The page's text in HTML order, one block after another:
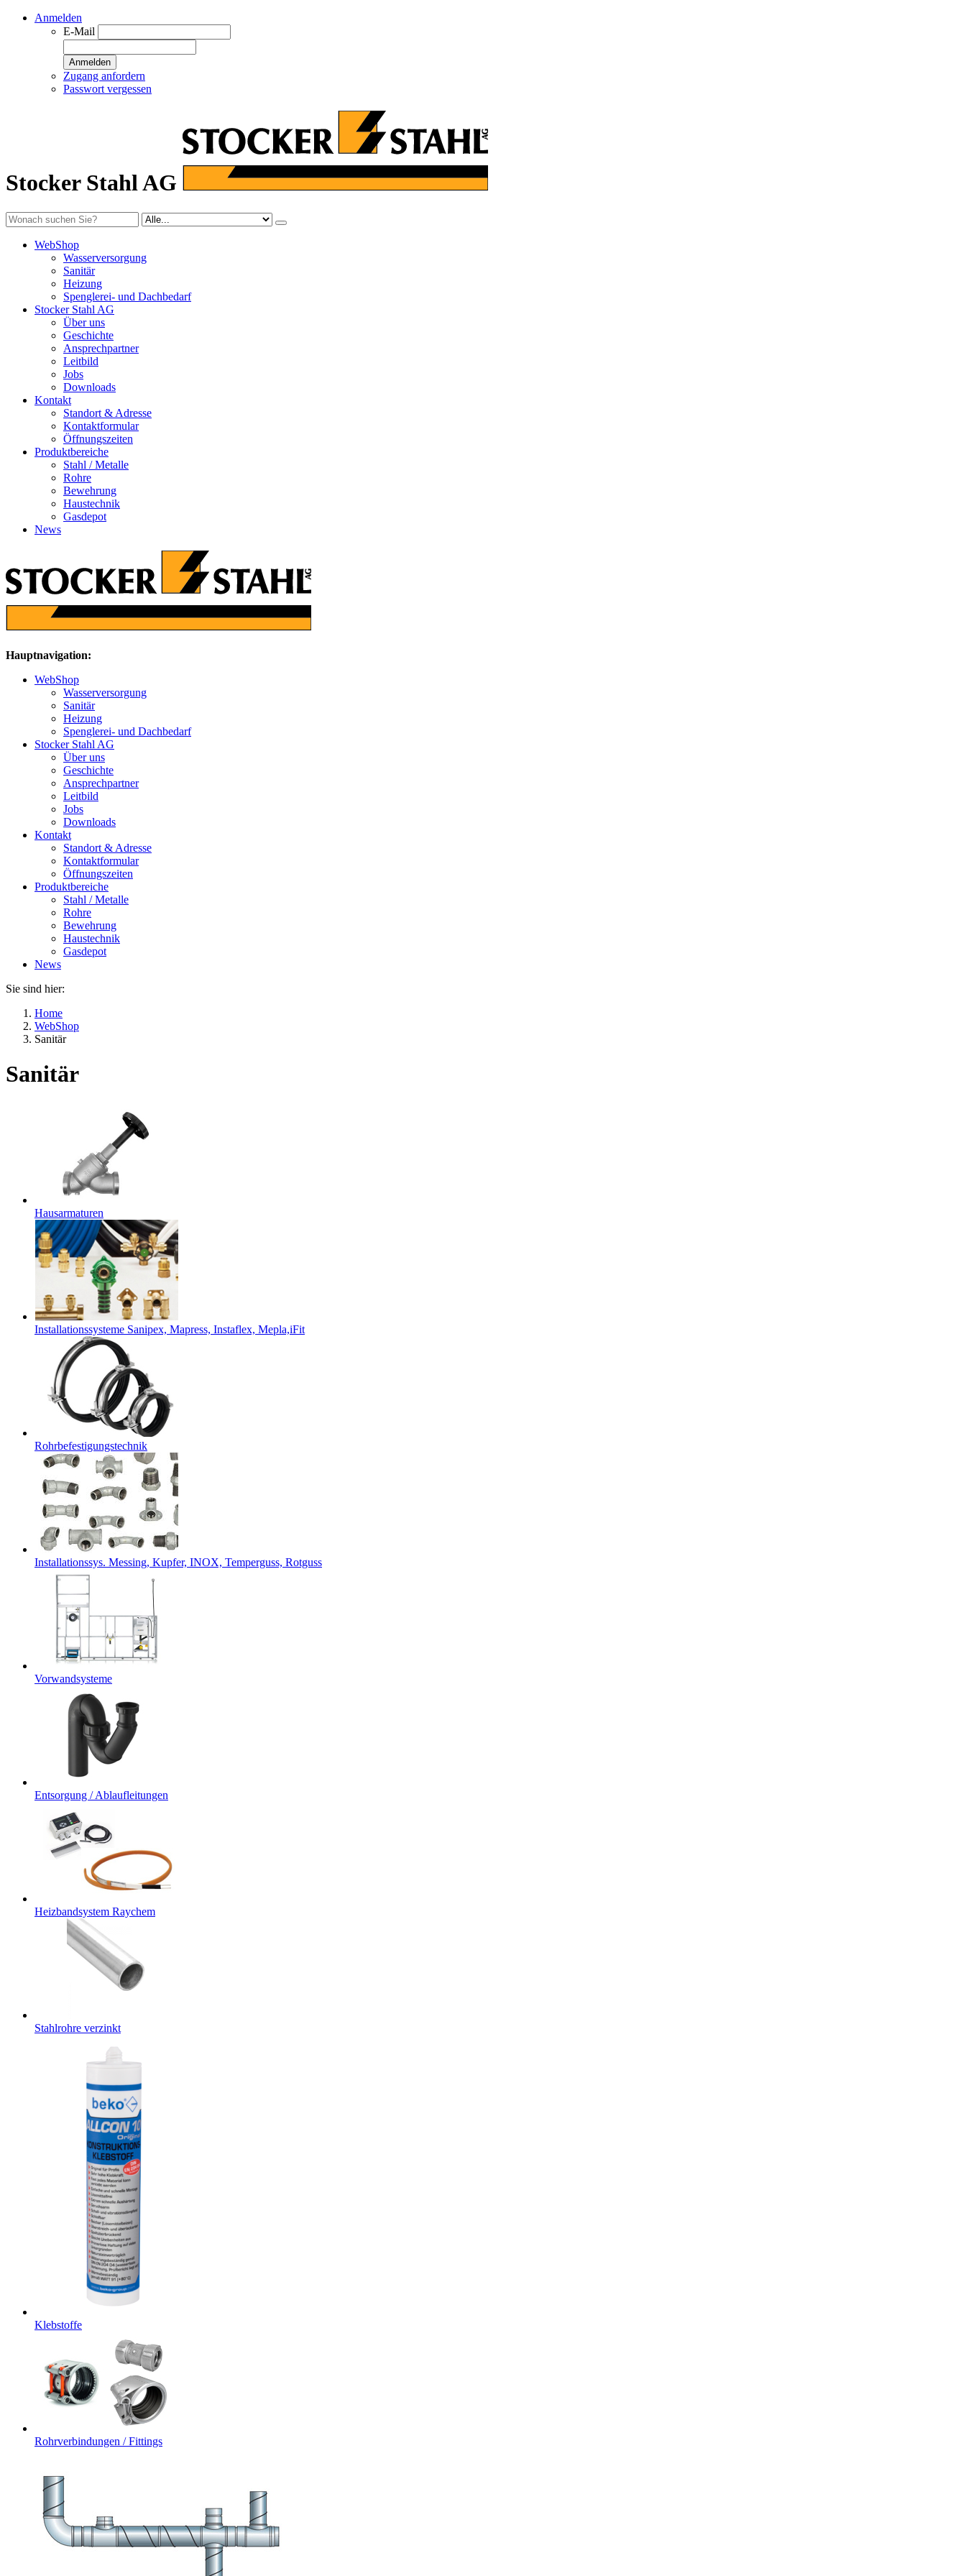
Anmelden
E-Mail
Anmelden
Zugang anfordern
Passwort vergessen
Stocker Stahl AG
WebShop
Wasserversorgung
Sanitär
Heizung
Spenglerei- und Dachbedarf
Stocker Stahl AG
Über uns
Geschichte
Ansprechpartner
Leitbild
Jobs
Downloads
Kontakt
Standort & Adresse
Kontaktformular
Öffnungszeiten
Produktbereiche
Stahl / Metalle
Rohre
Bewehrung
Haustechnik
Gasdepot
News
Hauptnavigation:
WebShop
Wasserversorgung
Sanitär
Heizung
Spenglerei- und Dachbedarf
Stocker Stahl AG
Über uns
Geschichte
Ansprechpartner
Leitbild
Jobs
Downloads
Kontakt
Standort & Adresse
Kontaktformular
Öffnungszeiten
Produktbereiche
Stahl / Metalle
Rohre
Bewehrung
Haustechnik
Gasdepot
News
Sie sind hier:
Home
WebShop
Sanitär
Sanitär
Hausarmaturen
Installationssysteme Sanipex, Mapress, Instaflex, Mepla,iFit
Rohrbefestigungstechnik
Installationssys. Messing, Kupfer, INOX, Temperguss, Rotguss
Vorwandsysteme
Entsorgung / Ablaufleitungen
Heizbandsystem Raychem
Stahlrohre verzinkt
Klebstoffe
Rohrverbindungen / Fittings